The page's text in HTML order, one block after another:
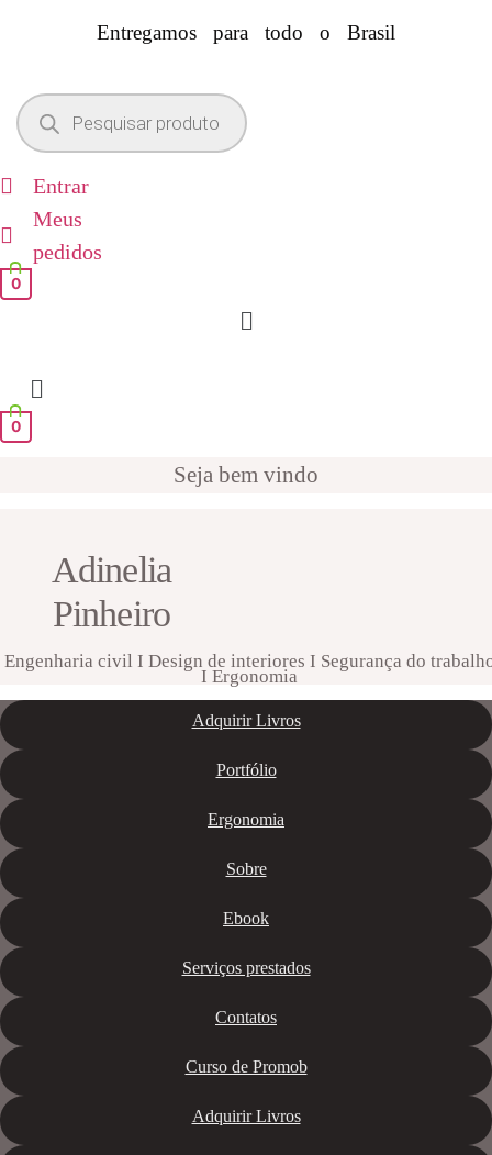
Entregamos para todo o Brasil
Pesquisar
produtos
Entrar
Meus
pedidos
0
Menu
0
Seja bem vindo
Adinelia
Pinheiro
Engenharia civil I Design de interiores I Segurança do
I Ergonomia
Adquirir Livros
Portfólio
Ergonomia
Sobre
Ebook
Serviços prestados
Contatos
Curso de Promob
Adquirir Livros